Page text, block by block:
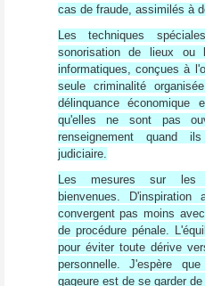
cas de fraude, assimilés à
Les techniques
sonorisation de lieux ou
informatiques, conçues à
seule criminalité
délinquance économique
qu'elles ne sont pas
renseignement quand
judiciaire.
Les mesures sur les
bienvenues. D'inspiration
convergent pas moins
de procédure pénale.
pour éviter toute dérive
personnelle. J'espère
gageure est de se garder de